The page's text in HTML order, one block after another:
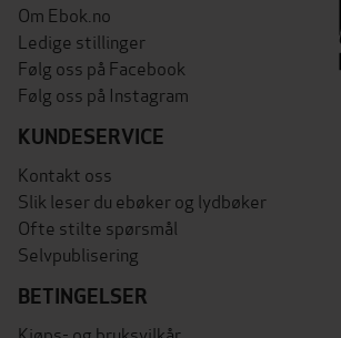
Om Ebok.no
Ledige stillinger
Følg oss på Facebook
Følg oss på Instagram
KUNDESERVICE
Kontakt oss
Slik leser du ebøker og lydbøker
Ofte stilte spørsmål
Selvpublisering
BETINGELSER